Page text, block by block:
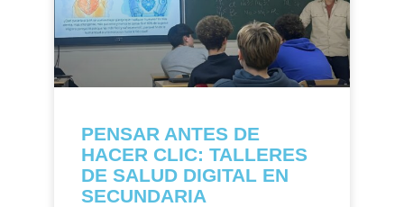
PENSAR ANTES DE
HACER CLIC: TALLERES
DE SALUD DIGITAL EN
SECUNDARIA